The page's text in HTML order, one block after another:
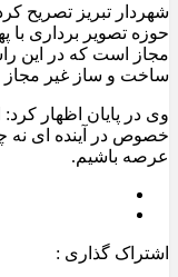
شهردار تبریز تصریح
حوزه تصویر برداری با
ساخت و ساز غیر مجاز
وی در پایان اظهار
خصوص در آینده ای نه
عرصه باشیم.
اشتراک گذاری :